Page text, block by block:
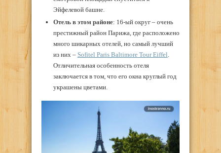
Эйфелевой башне.
Отель в этом районе: 16-ый округ – очень
престижный район Парижа, где расположено
много шикарных отелей, но самый лучший
из них – Sofitel Paris Baltimore Tour Eiffel
Отличительная особенность отеля
заключается в том, что его окна круглый год
украшены цветами.